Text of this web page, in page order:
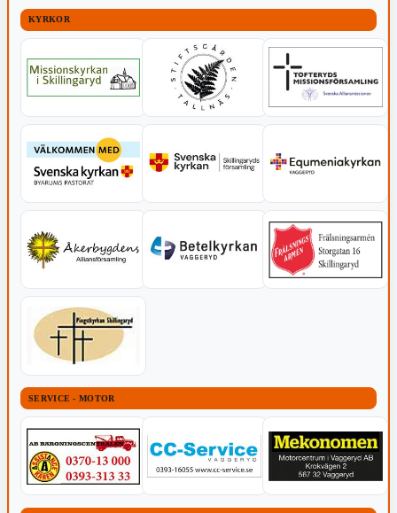
KYRKOR
SERVICE - MOTOR